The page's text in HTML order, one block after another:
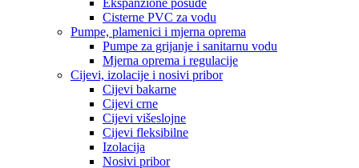
Ekspanzione posuđe
Cisterne PVC za vodu
Pumpe, plamenici i mjerna oprema
Pumpe za grijanje i sanitarnu vodu
Mjerna oprema i regulacije
Cijevi, izolacije i nosivi pribor
Cijevi bakarne
Cijevi crne
Cijevi višeslojne
Cijevi fleksibilne
Izolacija
Nosivi pribor